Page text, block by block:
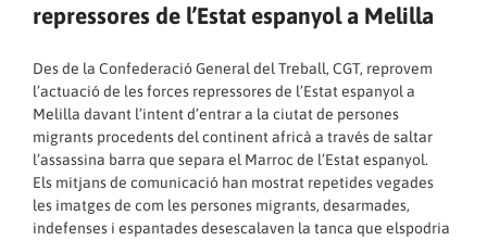
repressores de l’Estat espanyol a Melilla
Des de la Confederació General del Treball, CGT, reprovem
l’actuació de les forces repressores de l’Estat espanyol a
Melilla davant l’intent d’entrar a la ciutat de persones
migrants procedents del continent africà a través de saltar
l’assassina barra que separa el Marroc de l’Estat espanyol.
Els mitjans de comunicació han mostrat repetides vegades
les imatges de com les persones migrants, desarmades,
indefenses i espantades desescalaven la tanca que elspodria